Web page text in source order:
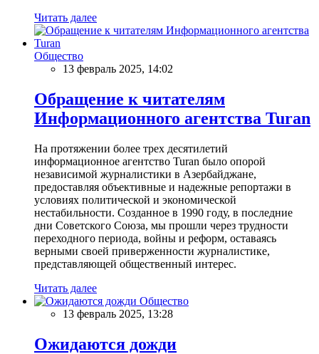
Читать далее
Общество
13 февраль 2025, 14:02
Обращение к читателям
Информационного агентства Turan
На протяжении более трех десятилетий
информационное агентство Turan было опорой
независимой журналистики в Азербайджане,
предоставляя объективные и надежные репортажи в
условиях политической и экономической
нестабильности. Созданное в 1990 году, в последние
дни Советского Союза, мы прошли через трудности
переходного периода, войны и реформ, оставаясь
верными своей приверженности журналистике,
представляющей общественный интерес.
Читать далее
Общество
13 февраль 2025, 13:28
Ожидаются дожди